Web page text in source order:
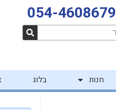
054-4608679
חנות בלוג